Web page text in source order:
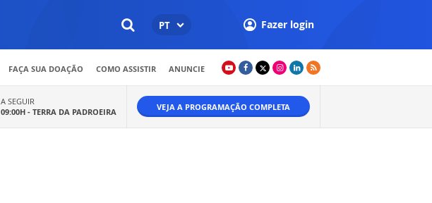
PT Fazer login
FAÇA SUA DOAÇÃO COMO ASSISTIR ANUNCIE
A SEGUIR
09:00H - TERRA DA PADROEIRA VEJA A PROGRAMAÇÃO COMPLETA